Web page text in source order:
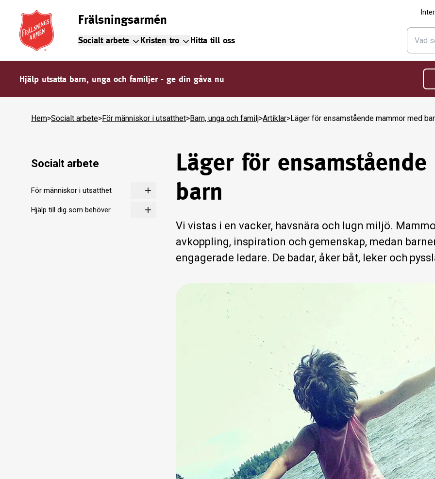
Frälsningsarmén
Socialt arbete Kristen tro Hitta till oss
Hjälp utsatta barn, unga och familjer - ge din gåva nu
Hem>Socialt arbete>För människor i utsatthet>Barn, unga och familj>Artiklar>Läger för ensamstående mammor med
Socialt arbete
För människor i utsatthet
Hjälp till dig som behöver
Läger för
barn
Vi vistas i en vacker, havsnära och lugn miljö.
avkoppling, inspiration och gemenskap, medan
engagerade ledare. De badar, åker båt, leker och